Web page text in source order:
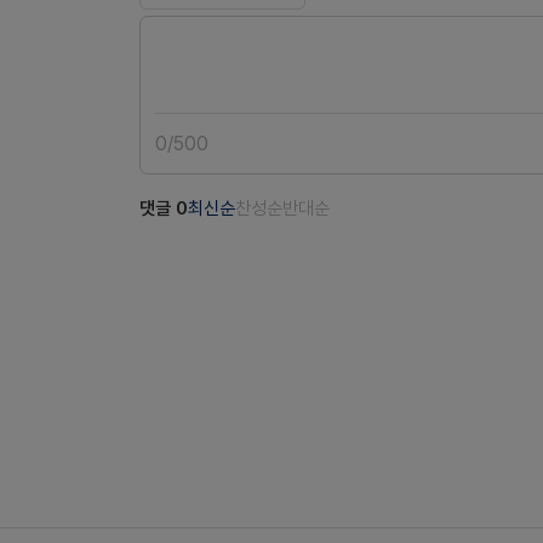
0/500
댓글 0최신순찬성순반대순